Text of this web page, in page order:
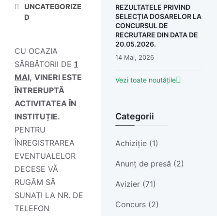
UNCATEGORIZE
D
CU OCAZIA
SĂRBĂTORII DE 1
MAI, VINERI ESTE
ÎNTRERUPTĂ
ACTIVITATEA ÎN
INSTITUȚIE.
PENTRU
ÎNREGISTRAREA
EVENTUALELOR
DECESE VĂ
RUGĂM SĂ
SUNAȚI LA NR. DE
TELEFON
REZULTATELE PRIVIND
SELECȚIA DOSARELOR LA
CONCURSUL DE
RECRUTARE DIN DATA DE
20.05.2026.
14 Mai, 2026
Vezi toate noutățile
Categorii
Achiziție (1)
Anunț de presă (2)
Avizier (71)
Concurs (2)